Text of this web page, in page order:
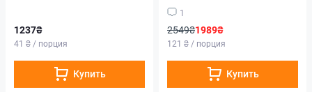
1237₴
41 ₴ / порция
Купить
1
2549₴1989₴
121 ₴ / порция
Купить